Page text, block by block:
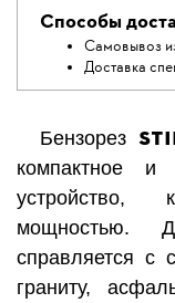
Способы
Самовывоз
Доставка
Бензорез
компактное и
устройство,
мощностью.
справляется с
граниту,